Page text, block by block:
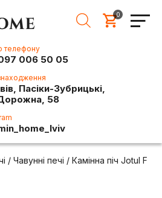
0
телефону
006 50 05
Пасіки-Зубрицькі,
58
/ Чавунні печі / Камінна піч Jotul F